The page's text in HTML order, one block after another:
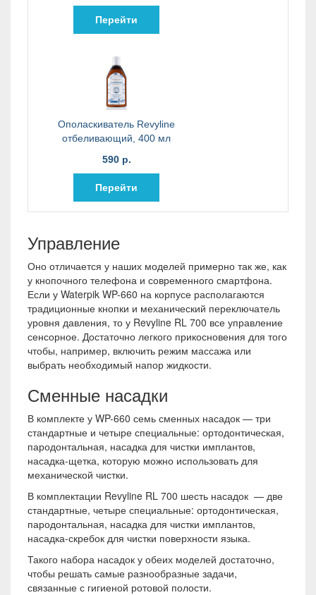
Перейти
Ополаскиватель Revyline
отбеливающий, 400 мл
590 р.
Перейти
Управление
Оно отличается у наших моделей примерно так же, как
у кнопочного телефона и современного смартфона.
Если у Waterpik WP-660 на корпусе располагаются
традиционные кнопки и механический переключатель
уровня давления, то у Revyline RL 700 все управление
сенсорное. Достаточно легкого прикосновения для того
чтобы, например, включить режим массажа или
выбрать необходимый напор жидкости.
Сменные насадки
В комплекте у WP-660 семь сменных насадок — три
стандартные и четыре специальные: ортодонтическая,
пародонтальная, насадка для чистки имплантов,
насадка-щетка, которую можно использовать для
механической чистки.
В комплектации Revyline RL 700 шесть насадок — две
стандартные, четыре специальные: ортодонтическая,
пародонтальная, насадка для чистки имплантов,
насадка-скребок для чистки поверхности языка.
Такого набора насадок у обеих моделей достаточно,
чтобы решать самые разнообразные задачи,
связанные с гигиеной ротовой полости.